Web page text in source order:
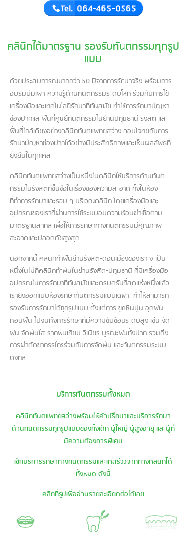
คลินิกได้มาตรฐาน รองรับทันตกรรมทุกรูป
แบบ
ด้วยประสบการณ์มากกว่า 50 ปีจากการรักษาจริง พร้อมการ
อบรมบ่มเพาะความรู้ด้านทันตกรรมระดับโลก ร่วมกับการใช้
เครื่องมือและเทคโนโลยีรักษาที่ทันสมัย ทำให้การรักษาปัญหา
ช่องปากและฟันที่ศูนย์ทันตกรรมในย่านปทุมธานี รังสิต และ
พื้นที่ใกล้เคียงอย่างคลินิกทันตแพทย์สว่าง ตอบโจทย์กับการ
รักษาปัญหาช่องปากได้อย่างมีประสิทธิภาพและเห็นผลลัพธ์ที่
ยั่งยืนในทุกเคส
คลินิกทันตแพทย์สว่างเป็นหนึ่งในคลินิกให้บริการด้านทันต
กรรมในรังสิตที่ขึ้นชื่อในเรื่องของความสะอาด ทั้งในห้อง
ที่ทำการรักษาและรอบ ๆ บริเวณคลินิก โดยเครื่องมือและ
อุปกรณ์ของเราที่ผ่านการใช้ระบบอบความร้อนฆ่าเชื้อตาม
มาตรฐานสากล เพื่อให้การรักษาทางทันตกรรมมีคุณภาพ
สะอาดและปลอดภัยสูงสุด
นอกจากนี้ คลินิกทำฟันย่านรังสิต-ดอนเมืองของเรา จะเป็น
หนึ่งในไม่กี่คลินิกทำฟันในย่านรังสิต-ปทุมธานี ที่มีเครื่องมือ
อุปกรณ์ในการรักษาที่ทันสมัยและครบครันที่สุดแห่งหนึ่งแล้ว
เรายังออกแบบห้องรักษาทันตกรรมแบบเฉพาะ ทำให้สามารถ
รองรับการรักษาได้ทุกรูปแบบ ตั้งแต่การ ขูดหินปูน อุดฟัน
ถอนฟัน ไปจนถึงการรักษาที่มีความซับซ้อนระดับสูง เช่น จัด
ฟัน จัดฟันใส รากฟันเทียม วีเนียร์ บูรณะฟันทั้งปาก รวมถึง
การผ่าตัดขากรรไกรร่วมกับการจัดฟัน และทันตกรรมระบบ
ดิจิทัล
บริการทันตกรรมทั้งหมด
คลินิกทันตแพทย์สว่างพร้อมให้คำปรึกษาและบริการรักษา
ด้านทันตกรรมทุกรูปแบบของทั้งเด็ก ผู้ใหญ่ ผู้สูงอายุ และผู้ที่
มีความต้องการพิเศษ
เช็กบริการรักษาทางทันตกรรมและเคสรีวิวจากทางคลินิกได้
ทั้งหมด ดังนี้
คลิกที่รูปเพื่ออ่านรายละเอียดต่อได้เลย